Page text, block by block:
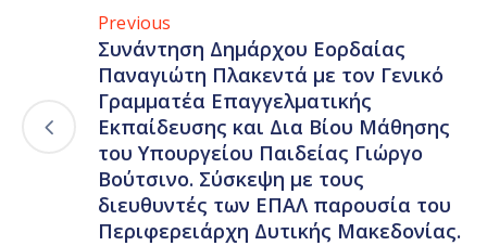
Previous
Συνάντηση Δημάρχου Εορδαίας
Παναγιώτη Πλακεντά με τον Γενικό
Γραμματέα Επαγγελματικής
Εκπαίδευσης και Δια Βίου Μάθησης
του Υπουργείου Παιδείας Γιώργο
Βούτσινο. Σύσκεψη με τους
διευθυντές των ΕΠΑΛ παρουσία του
Περιφερειάρχη Δυτικής Μακεδονίας.